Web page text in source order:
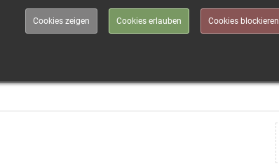
Cookies zeigen Cookies erlauben Cookies blockieren